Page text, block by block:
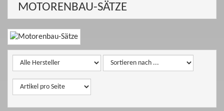
MOTORENBAU-SÄTZE
Kategoriebeschreibung